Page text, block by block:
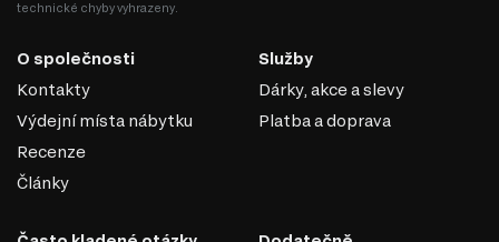
technické chyby vyhrazeny.
O společnosti
Kontakty
Výdejní místa nábytku
Recenze
Články
Služby
Dárky, akce a slevy
Platba a doprava